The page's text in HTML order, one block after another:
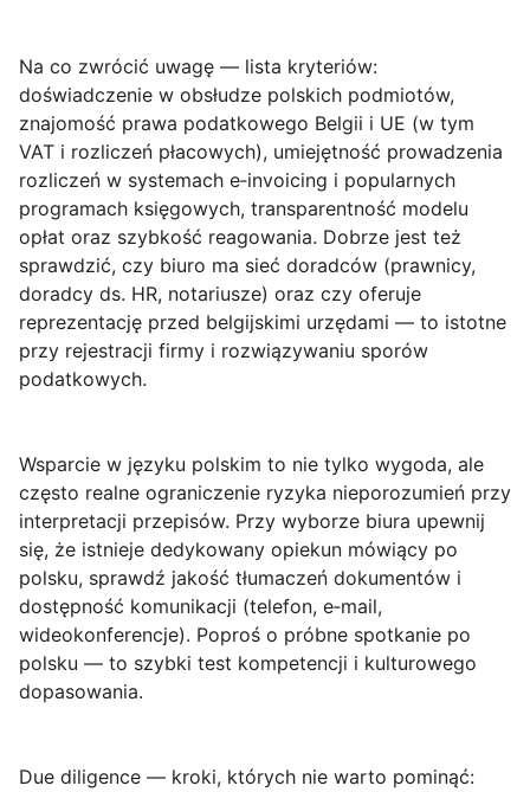
Na co zwrócić uwagę — lista kryteriów:
doświadczenie w obsłudze polskich podmiotów,
znajomość prawa podatkowego Belgii i UE (w tym
VAT i rozliczeń płacowych), umiejętność prowadzenia
rozliczeń w systemach e‑invoicing i popularnych
programach księgowych, transparentność modelu
opłat oraz szybkość reagowania. Dobrze jest też
sprawdzić, czy biuro ma sieć doradców (prawnicy,
doradcy ds. HR, notariusze) oraz czy oferuje
reprezentację przed belgijskimi urzędami — to istotne
przy rejestracji firmy i rozwiązywaniu sporów
podatkowych.
Wsparcie w języku polskim to nie tylko wygoda, ale
często realne ograniczenie ryzyka nieporozumień przy
interpretacji przepisów. Przy wyborze biura upewnij
się, że istnieje dedykowany opiekun mówiący po
polsku, sprawdź jakość tłumaczeń dokumentów i
dostępność komunikacji (telefon, e‑mail,
wideokonferencje). Poproś o próbne spotkanie po
polsku — to szybki test kompetencji i kulturowego
dopasowania.
Due diligence — kroki, których nie warto pominąć: